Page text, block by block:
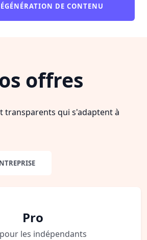
DE CONTENU
offres
transparents qui s'adaptent à
Pro
les indépendants